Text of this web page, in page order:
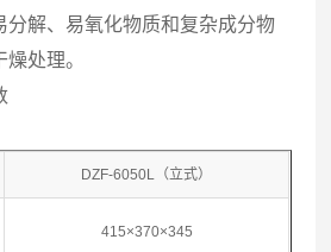
分解、易氧化物质和复杂成分物
处理。
DZF-6050L（立式）
415×370×345